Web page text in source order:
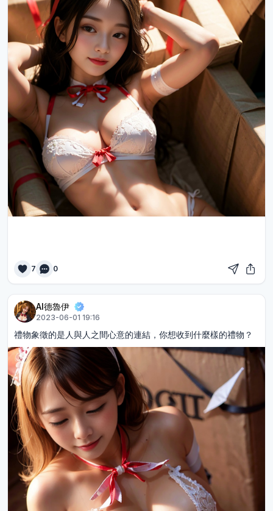
7 0
AI德魯伊
2023-06-01 19:16
禮物象徵的是人與人之間心意的連結，你想收到什麼樣的禮物？